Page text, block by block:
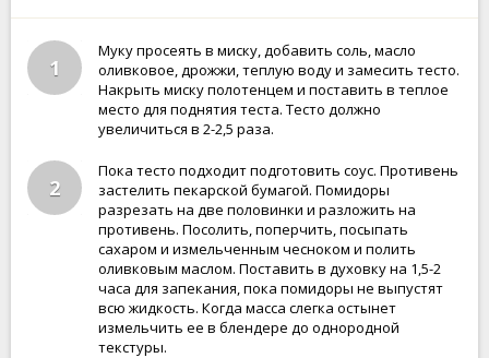
1
Муку просеять в миску, добавить соль, масло
оливковое, дрожжи, теплую воду и замесить тесто.
Накрыть миску полотенцем и поставить в теплое
место для поднятия теста. Тесто должно
увеличиться в 2-2,5 раза.
2
Пока тесто подходит подготовить соус. Противень
застелить пекарской бумагой. Помидоры
разрезать на две половинки и разложить на
противень. Посолить, поперчить, посыпать
сахаром и измельченным чесноком и полить
оливковым маслом. Поставить в духовку на 1,5-2
часа для запекания, пока помидоры не выпустят
всю жидкость. Когда масса слегка остынет
измельчить ее в блендере до однородной
текстуры.